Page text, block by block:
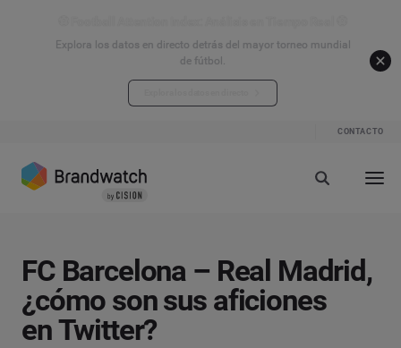
Explora los datos en directo detrás del mayor torneo mundial
de fútbol.
CONTACTO
FC Barcelona – Real Madrid,
¿cómo son sus aficiones
en Twitter?